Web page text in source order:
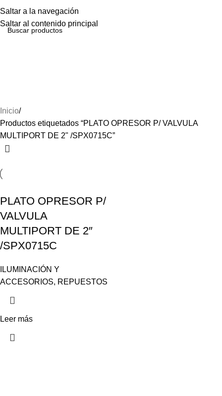
Saltar a la navegación
Saltar al contenido principal
Menú
Inicio
Productos etiquetados “PLATO OPRESOR P/ VALVULA
MULTIPORT DE 2" /SPX0715C”
PLATO OPRESOR P/
VALVULA
MULTIPORT DE 2″
/SPX0715C
ILUMINACIÓN Y
ACCESORIOS, REPUESTOS
Leer más